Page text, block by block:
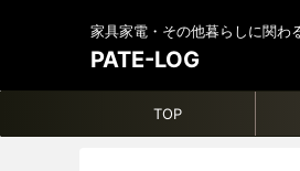
家具家電・その他暮らしに関わ
PATE-LOG
TOP